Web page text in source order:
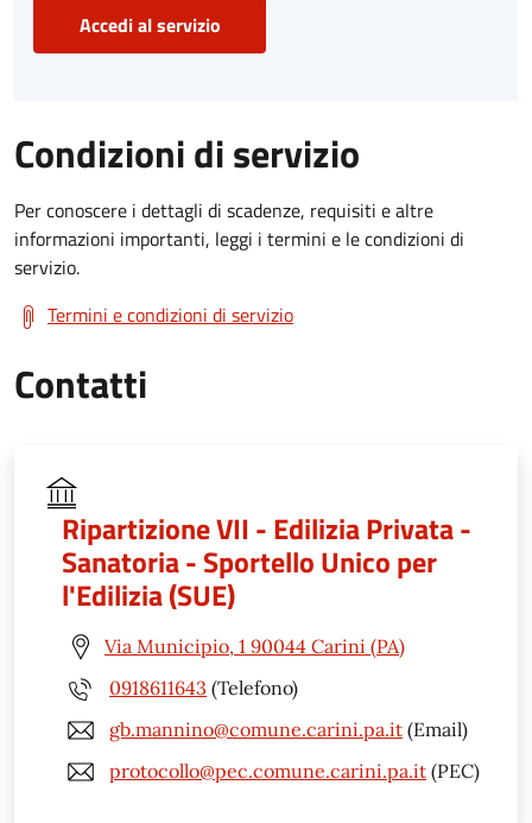
Accedi al servizio
Condizioni di servizio
Per conoscere i dettagli di scadenze, requisiti e altre
informazioni importanti, leggi i termini e le condizioni di
servizio.
Termini e condizioni di servizio
Contatti
Ripartizione VII - Edilizia Privata -
Sanatoria - Sportello Unico per
l'Edilizia (SUE)
Via Municipio, 1 90044 Carini (PA)
0918611643 (Telefono)
gb.mannino@comune.carini.pa.it (Email)
protocollo@pec.comune.carini.pa.it (PEC)